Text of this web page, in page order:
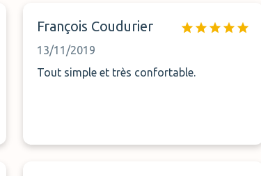
François Coudurier
13/11/2019
Tout simple et très confortable.